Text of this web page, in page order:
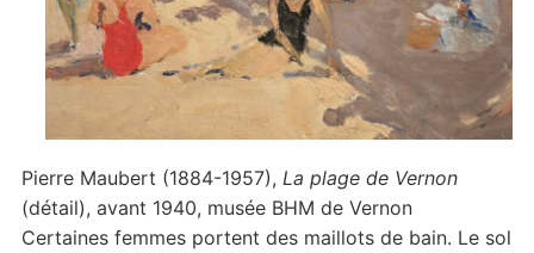
Pierre Maubert (1884-1957), La plage de Vernon
(détail), avant 1940, musée BHM de Vernon
Certaines femmes portent des maillots de bain. Le sol